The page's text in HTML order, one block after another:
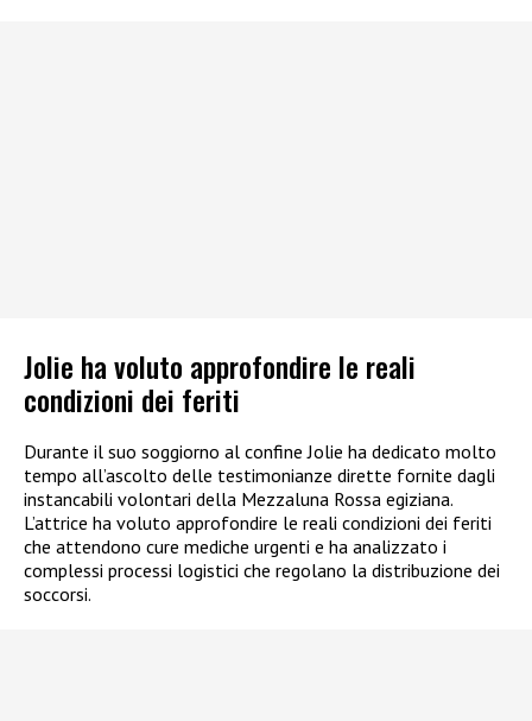
Jolie ha voluto approfondire le reali
condizioni dei feriti
Durante il suo soggiorno al confine Jolie ha dedicato molto
tempo all’ascolto delle testimonianze dirette fornite dagli
instancabili volontari della Mezzaluna Rossa egiziana.
L’attrice ha voluto approfondire le reali condizioni dei feriti
che attendono cure mediche urgenti e ha analizzato i
complessi processi logistici che regolano la distribuzione dei
soccorsi.